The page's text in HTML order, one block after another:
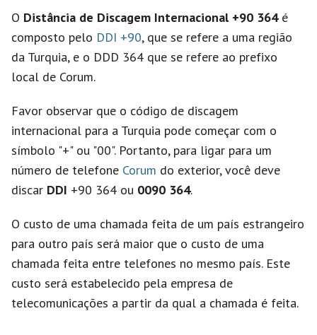
O Distância de Discagem Internacional+90 364é
composto pelo DDI +90, que se refere a uma região
da Turquia, e o DDD 364 que se refere ao prefixo
local de Corum.
Favor observar que o código de discagem
internacional para a Turquia pode começar com o
símbolo "+" ou "00". Portanto, para ligar para um
número de telefone Corum do exterior, você deve
discar DDI +90 364 ou 0090 364.
O custo de uma chamada feita de um país estrangeiro
para outro país será maior que o custo de uma
chamada feita entre telefones no mesmo país. Este
custo será estabelecido pela empresa de
telecomunicações a partir da qual a chamada é feita.